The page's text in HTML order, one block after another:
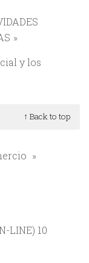
y los
↑ Back to top
LINE) 10